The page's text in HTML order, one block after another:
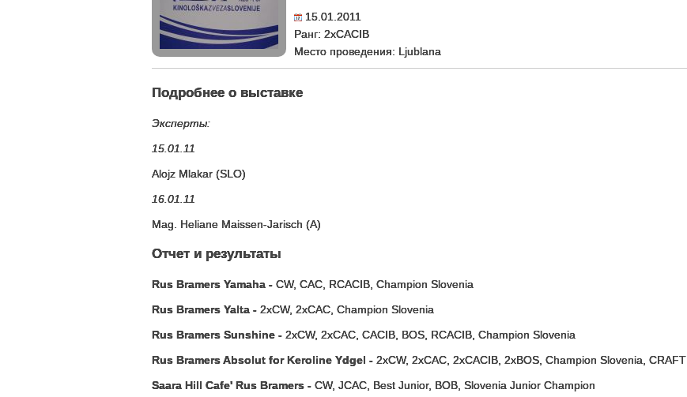
15.01.2011
Ранг: 2xCACIB
Место проведения: Ljublana
Подробнее о выставке
Эксперты:
15.01.11
Alojz Mlakar (SLO)
16.01.11
Mag. Heliane Maissen-Jarisch (A)
Отчет и результаты
Rus Bramers Yamaha - CW, CAC, RCACIB, Champion Slovenia
Rus Bramers Yalta - 2xCW, 2xCAC, Champion Slovenia
Rus Bramers Sunshine - 2xCW, 2xCAC, CACIB, BOS, RCACIB, Champion Slovenia
Rus Bramers Absolut for Keroline Ydgel - 2xCW, 2xCAC, 2xCACIB, 2xBOS, Champion Slovenia, CRAFT
Saara Hill Cafe' Rus Bramers - CW, JCAC, Best Junior, BOB, Slovenia Junior Champion